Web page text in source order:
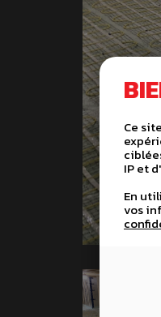
Ce
IP et
En
vos